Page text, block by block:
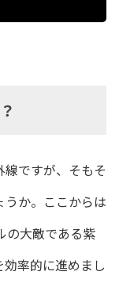
ですが、そもそ
か。ここからは
の大敵である紫
率的に進めまし